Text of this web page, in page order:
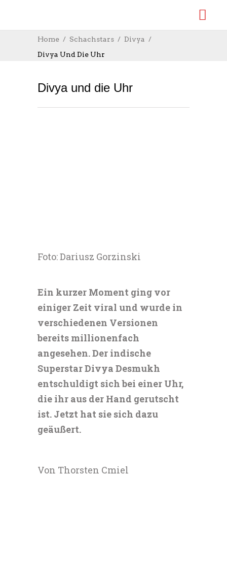
Home Schachstars
Divya
Divya Und Die Uhr
Divya und die Uhr
Foto: Dariusz Gorzinski
Ein kurzer Moment ging vor
einiger Zeit viral und wurde in
verschiedenen Versionen
bereits millionenfach
angesehen. Der indische
Superstar Divya Desmukh
entschuldigt sich bei einer Uhr,
die ihr aus der Hand gerutscht
ist. Jetzt hat sie sich dazu
geäußert.
Von Thorsten Cmiel